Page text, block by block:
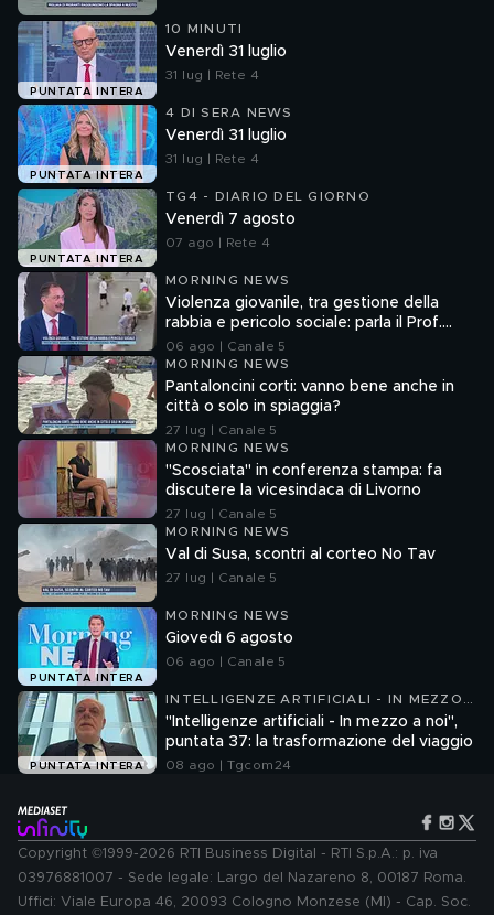
PUNTATA INTERA
10 MINUTI
Venerdì 31 luglio
31 lug | Rete 4
PUNTATA INTERA
4 DI SERA NEWS
Venerdì 31 luglio
31 lug | Rete 4
PUNTATA INTERA
TG4 - DIARIO DEL GIORNO
Venerdì 7 agosto
07 ago | Rete 4
MORNING NEWS
Violenza giovanile, tra gestione della
rabbia e pericolo sociale: parla il Prof.
Pierpaolo Limone
06 ago | Canale 5
MORNING NEWS
Pantaloncini corti: vanno bene anche in
città o solo in spiaggia?
27 lug | Canale 5
MORNING NEWS
"Scosciata" in conferenza stampa: fa
discutere la vicesindaca di Livorno
27 lug | Canale 5
MORNING NEWS
Val di Susa, scontri al corteo No Tav
27 lug | Canale 5
PUNTATA INTERA
MORNING NEWS
Giovedì 6 agosto
06 ago | Canale 5
PUNTATA INTERA
INTELLIGENZE ARTIFICIALI - IN MEZZO
A NOI
"Intelligenze artificiali - In mezzo a noi",
puntata 37: la trasformazione del viaggio
08 ago | Tgcom24
Copyright ©1999-2026 RTI Business Digital - RTI S.p.A.: p. iva
03976881007 - Sede legale: Largo del Nazareno 8, 00187 Roma.
Uffici: Viale Europa 46, 20093 Cologno Monzese (MI) - Cap. Soc.